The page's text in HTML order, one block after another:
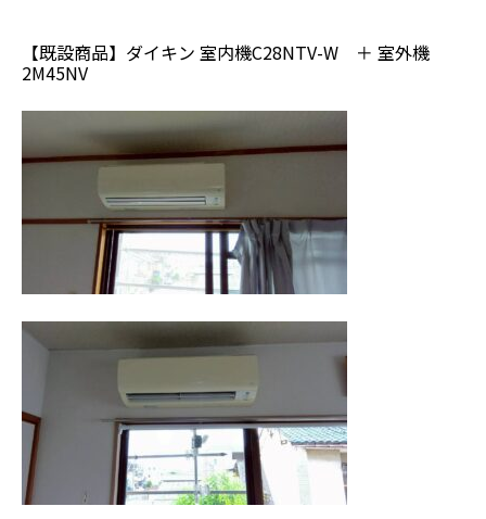
【既設商品】ダイキン 室内機C28NTV-W ＋ 室外機
2M45NV